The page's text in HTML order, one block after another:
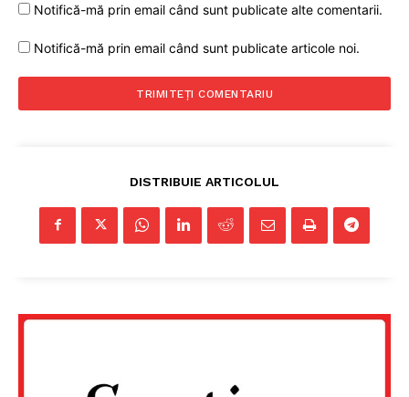
Notifică-mă prin email când sunt publicate alte comentarii.
Notifică-mă prin email când sunt publicate articole noi.
DISTRIBUIE ARTICOLUL